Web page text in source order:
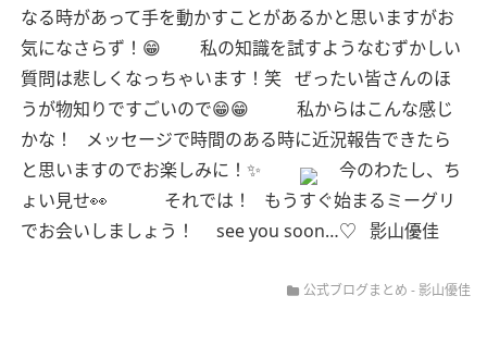
なる時があって手を動かすことがあるかと思いますがお
気になさらず！😁
私の知識を試すようなむずかしい
質問は悲しくなっちゃいます！笑 ぜったい皆さんのほ
うが物知りですごいので😁😁
私からはこんな感じ
かな！
メッセージで時間のある時に近況報告できたら
と思いますのでお楽しみに！✨
今のわたし、ち
ょい見せ👀
それでは！
もうすぐ始まるミーグリ
でお会いしましょう！
see you soon…♡ 影山優佳
公式ブログまとめ -影山優佳